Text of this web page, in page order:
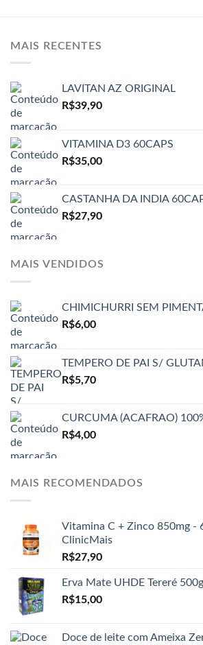
MAIS RECENTES
LAVITAN AZ ORIGINAL
R$39,90
VITAMINA D3 60CAPS
R$35,00
CASTANHA DA INDIA
R$27,90
MAIS VENDIDOS
CHIMICHURRI SEM
R$6,00
TEMPERO DE PAI S/
R$5,70
CURCUMA (ACAFRAO)
R$4,00
MAIS RECOMENDADOS
Vitamina C + Zinco 850mg -
ClinicMais
R$27,90
Erva Mate UHDE Tereré
R$15,00
Doce de leite com Ameixa